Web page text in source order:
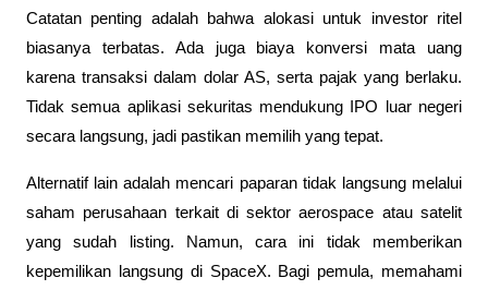
Catatan penting adalah bahwa alokasi untuk investor ritel
biasanya terbatas. Ada juga biaya konversi mata uang
karena transaksi dalam dolar AS, serta pajak yang berlaku.
Tidak semua aplikasi sekuritas mendukung IPO luar negeri
secara langsung, jadi pastikan memilih yang tepat.
Alternatif lain adalah mencari paparan tidak langsung melalui
saham perusahaan terkait di sektor aerospace atau satelit
yang sudah listing. Namun, cara ini tidak memberikan
kepemilikan langsung di SpaceX. Bagi pemula, memahami